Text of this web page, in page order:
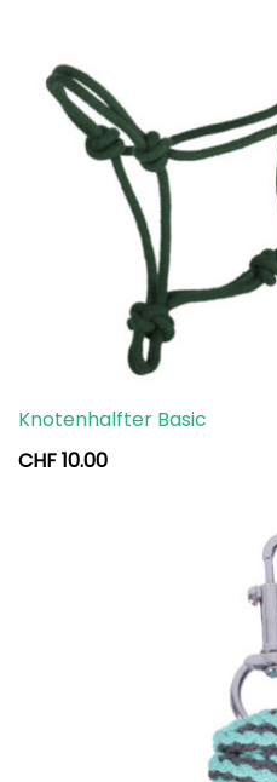
Knotenhalfter Basic
CHF10.00